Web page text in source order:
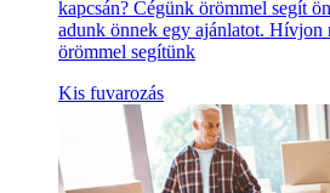
kapcsán? Cégünk örömmel segít
adunk önnek egy ajánlatot. Hívjon
örömmel segítünk
Kis fuvarozás